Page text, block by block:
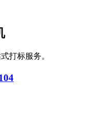
打标服务。